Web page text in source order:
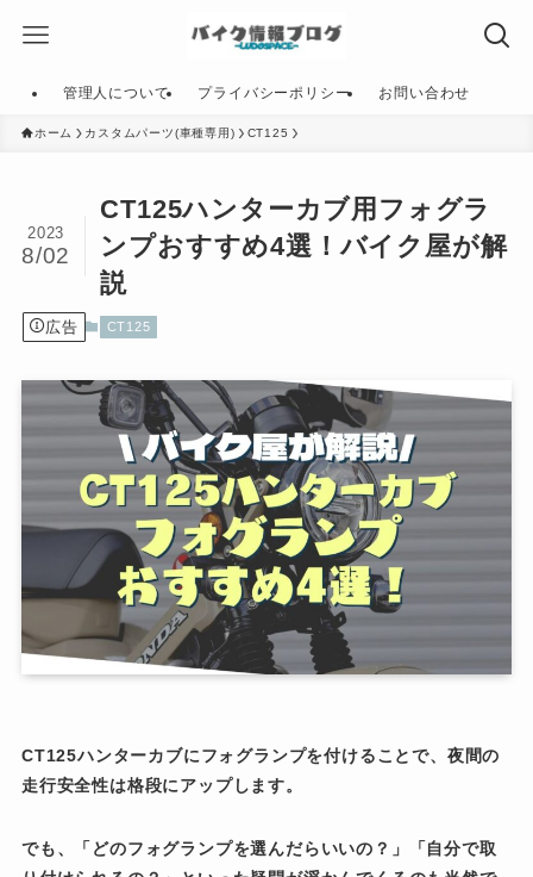
管理人について プライバシーポリシー お問い合わせ
ホーム カスタムパーツ(車種専用) CT125
CT125ハンターカブ用フォグラ
ンプおすすめ4選！バイク屋が解
説
2023
8/02
広告 CT125
CT125ハンターカブにフォグランプを付けることで、夜間の
走行安全性は格段にアップします。
でも、「どのフォグランプを選んだらいいの？」「自分で取